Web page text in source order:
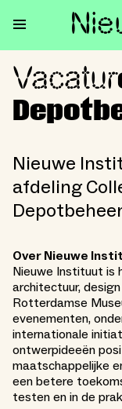
Vacature
Vacatur
Nieuwe
afdeling
Over Nieuwe
Nieuwe Instituut is
architectuur,
Rotterdamse
evenementen,
internationale
ontwerpideeën
maatschappelijke
een betere
testen en in de